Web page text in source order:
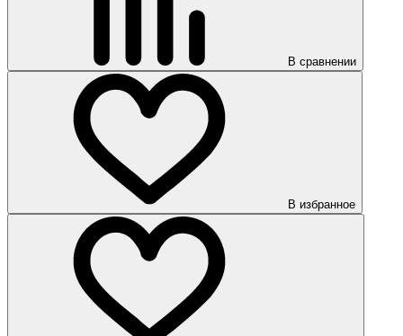
В сравнении
В избранное